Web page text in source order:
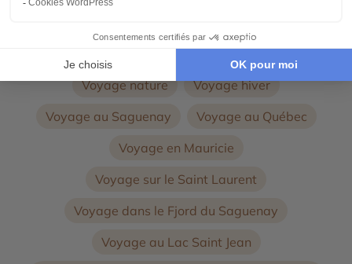
Vacances été
Voyage nature
Voyage hiver
Voyage au Saguenay
Voyage au Québec
Voyage en Mauricie
Voyage sur le Saint Laurent
Voyage dans le Fjord du Saguenay
Voyage au Lac Saint Jean